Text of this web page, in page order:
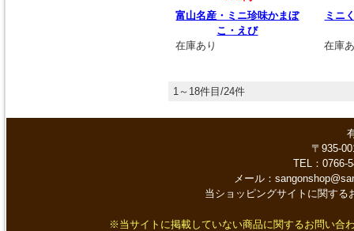
富山名産・ミニ珍味かまぼ
こ・えび
在庫あり
ミニ
在庫
1～18件目/24件
〒935-
TEL：0766-
メール：
当ショッピングサイトに関す
※当サイトに掲載していない商品に関するお問い合